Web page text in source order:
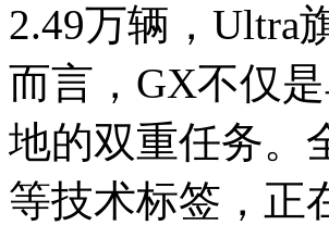
2.49万辆，Ultra
而言，GX不仅
地的双重任务。
等技术标签，正